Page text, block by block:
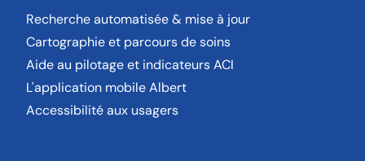
Recherche automatisée & mise à jour
Cartographie et parcours de soins
Aide au pilotage et indicateurs ACI
L'application mobile Albert
Accessibilité aux usagers